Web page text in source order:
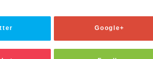
Google+